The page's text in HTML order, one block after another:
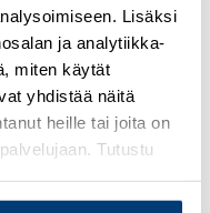
Lisäksi
ja analytiikka-
miten käytät
yhdistää näitä
heille tai joita on
Tutustu